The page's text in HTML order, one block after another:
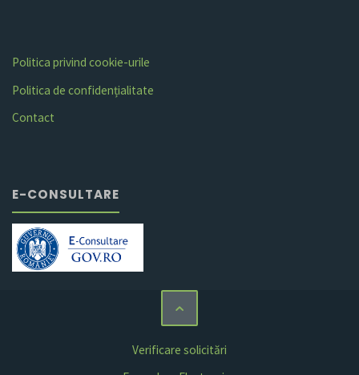
Politica privind cookie-urile
Politica de confidențialitate
Contact
E-CONSULTARE
Verificare solicitări